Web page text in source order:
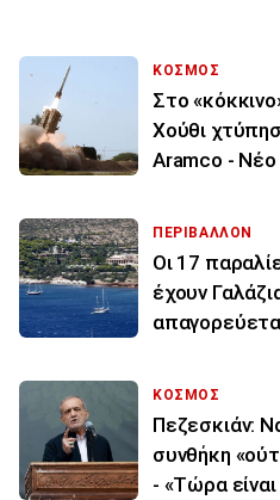
ΚΟΣΜΟΣ
Στο
Χούθι
Aramco -
ΠΕΡΙΒΑΛΛΟΝ
Οι 17
έχουν
ΚΟΣΜΟΣ
Πεζεσκιάν:
συνθήκη
- «Τώρα